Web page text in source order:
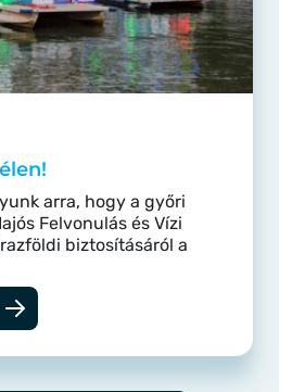
arra, hogy a győri
Felvonulás és Vízi
biztosításáról a